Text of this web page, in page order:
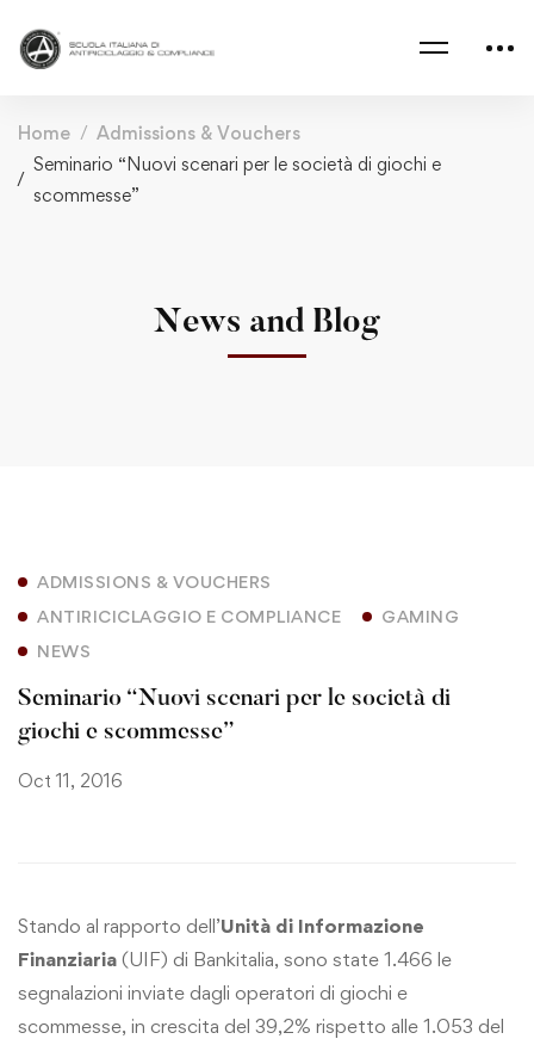
Home
Admissions & Vouchers
Seminario “Nuovi scenari per le società di giochi e
scommesse”
News and Blog
ADMISSIONS & VOUCHERS
ANTIRICICLAGGIO E COMPLIANCE
GAMING
NEWS
Seminario “Nuovi scenari per le società di
giochi e scommesse”
Oct 11, 2016
Stando al rapporto dell’Unità di Informazione
Finanziaria (UIF) di Bankitalia, sono state 1.466 le
segnalazioni inviate dagli operatori di giochi e
scommesse, in crescita del 39,2% rispetto alle 1.053 del